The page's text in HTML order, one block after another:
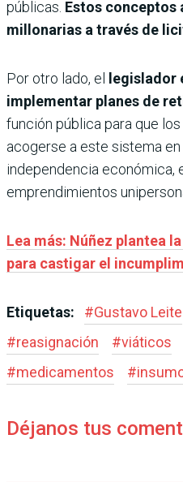
públicas. Estos conceptos
millonarias a través de
Por otro lado, el legislador
implementar planes de
función pública para que
acogerse a este sistema
independencia económica,
emprendimientos
Lea más: Núñez plantea
para castigar el
Etiquetas: #Gustavo Leite
#reasignación #viáticos
#medicamentos #
Déjanos tus